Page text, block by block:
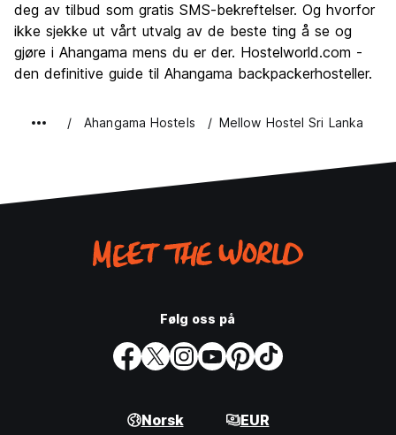
deg av tilbud som gratis SMS-bekreftelser. Og hvorfor
ikke sjekke ut vårt utvalg av de beste ting å se og
gjøre i Ahangama mens du er der. Hostelworld.com -
den definitive guide til Ahangama backpackerhosteller.
Ahangama Hostels Mellow Hostel Sri Lanka
Følg oss på
Norsk EUR